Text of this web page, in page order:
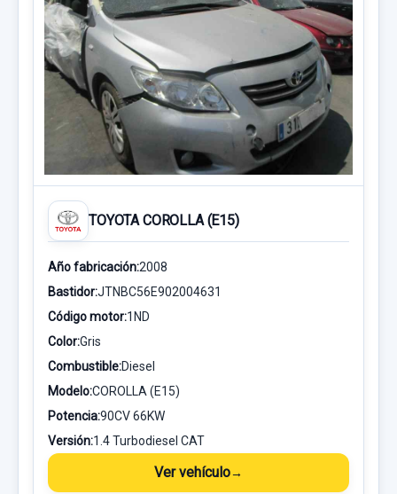
TOYOTA COROLLA (E15)
Año fabricación:2008
Bastidor:JTNBC56E902004631
Código motor:1ND
Color:Gris
Combustible:Diesel
Modelo:COROLLA (E15)
Potencia:90CV 66KW
Versión:1.4 Turbodiesel CAT
Ver vehículo